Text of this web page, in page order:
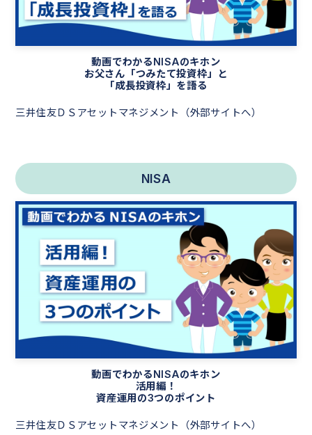
動画でわかるNISAのキホン
お父さん「つみたて投資枠」と
「成長投資枠」を語る
三井住友ＤＳアセットマネジメント（外部サイトへ）
NISA
動画でわかるNISAのキホン
活用編！
資産運用の3つのポイント
三井住友ＤＳアセットマネジメント（外部サイトへ）